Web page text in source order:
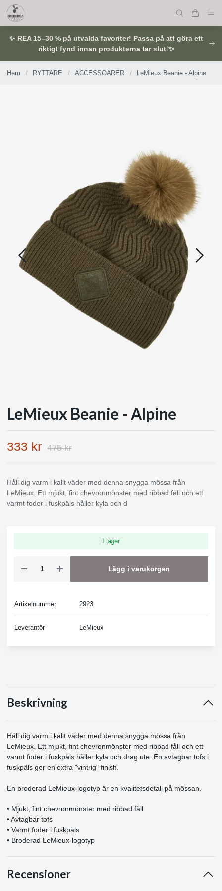
✨ REA 15–30 % på utvalda favoriter! Passa på att göra ett
riktigt fynd innan produkterna tar slut!✨
Hem / RYTTARE / ACCESSOARER / LeMieux Beanie - Alpine
LeMieux Beanie - Alpine
333 kr 475 kr
Håll dig varm i kallt väder med denna snygga mössa från
LeMieux. Ett mjukt, fint chevronmönster med ribbad fåll och ett
varmt foder i fuskpäls håller kyla och d
I lager
Lägg i varukorgen
Artikelnummer 2923
Leverantör LeMieux
Beskrivning
Håll dig varm i kallt väder med denna snygga mössa från
LeMieux. Ett mjukt, fint chevronmönster med ribbad fåll och ett
varmt foder i fuskpäls håller kyla och drag ute. En avtagbar tofs i
fuskpäls ger en extra "vintrig" finish.
En broderad LeMieux-logotyp är en kvalitetsdetalj på mössan.
• Mjukt, fint chevronmönster med ribbad fåll
• Avtagbar tofs
• Varmt foder i fuskpäls
• Broderad LeMieux-logotyp
Recensioner